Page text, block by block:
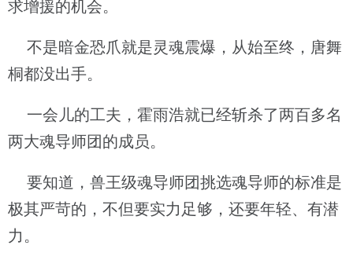
求增援的机会。
不是暗金恐爪就是灵魂震爆，从始至终，唐舞
桐都没出手。
一会儿的工夫，霍雨浩就已经斩杀了两百多名
两大魂导师团的成员。
要知道，兽王级魂导师团挑选魂导师的标准是
极其严苛的，不但要实力足够，还要年轻、有潜
力。